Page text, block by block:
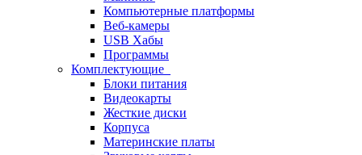
Компьютерные платформы
Веб-камеры
USB Хабы
Программы
Комплектующие
Блоки питания
Видеокарты
Жесткие диски
Корпуса
Материнские платы